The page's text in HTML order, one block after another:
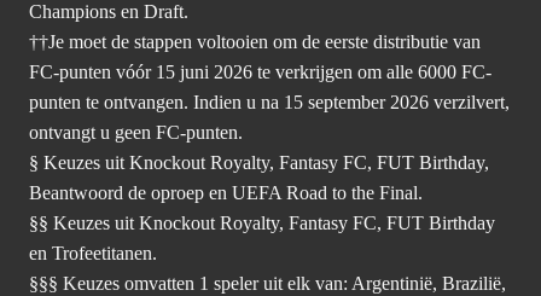
Champions en Draft.
††Je moet de stappen voltooien om de eerste distributie van
FC-punten vóór 15 juni 2026 te verkrijgen om alle 6000 FC-
punten te ontvangen. Indien u na 15 september 2026 verzilvert,
ontvangt u geen FC-punten.
§ Keuzes uit Knockout Royalty, Fantasy FC, FUT Birthday,
Beantwoord de oproep en UEFA Road to the Final.
§§ Keuzes uit Knockout Royalty, Fantasy FC, FUT Birthday
en Trofeetitanen.
§§§ Keuzes omvatten 1 speler uit elk van: Argentinië, Brazilië,